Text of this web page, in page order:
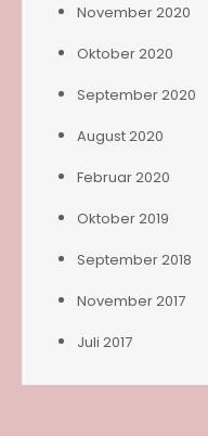
November 2020
Oktober 2020
September 2020
August 2020
Februar 2020
Oktober 2019
September 2018
November 2017
Juli 2017